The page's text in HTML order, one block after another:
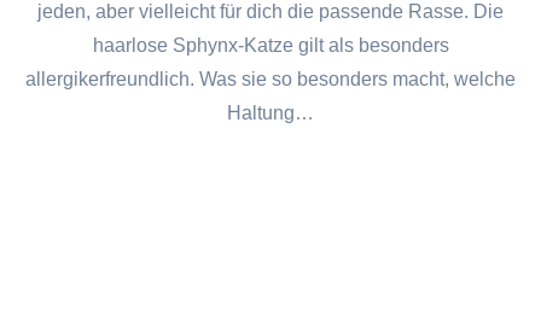
jeden, aber vielleicht für dich die passende Rasse. Die
haarlose Sphynx-Katze gilt als besonders
allergikerfreundlich. Was sie so besonders macht, welche
Haltung…